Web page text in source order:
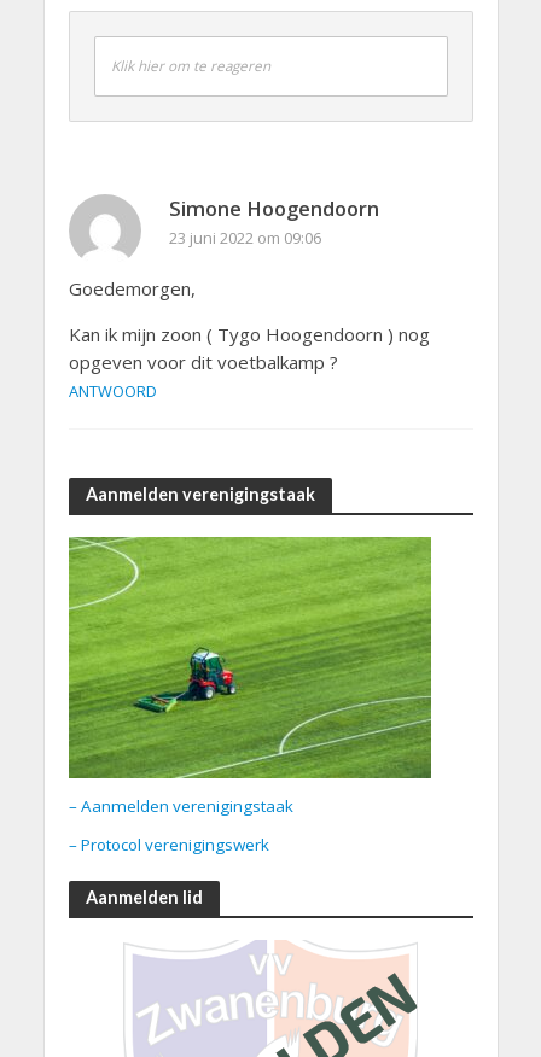
Klik hier om te reageren
Simone Hoogendoorn
23 juni 2022 om 09:06
Goedemorgen,
Kan ik mijn zoon ( Tygo Hoogendoorn ) nog
opgeven voor dit voetbalkamp ?
ANTWOORD
Aanmelden verenigingstaak
– Aanmelden verenigingstaak
– Protocol verenigingswerk
Aanmelden lid